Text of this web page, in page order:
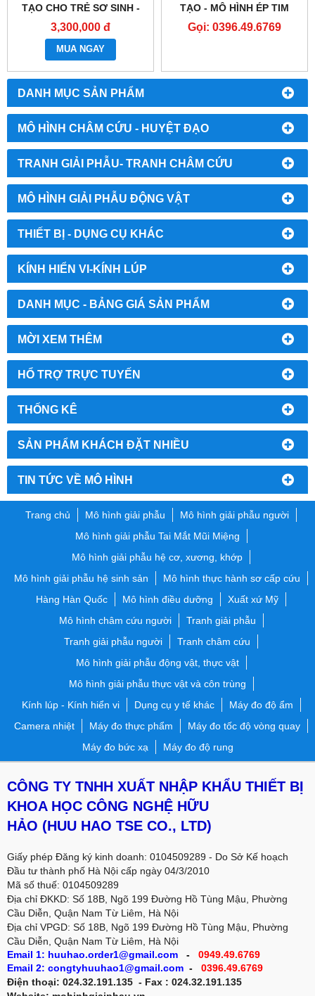
DANH MỤC SẢN PHẨM
MÔ HÌNH CHÂM CỨU - HUYỆT ĐẠO
TRANH GIẢI PHẪU- TRANH CHÂM CỨU
MÔ HÌNH GIẢI PHẪU ĐỘNG VẬT
THIẾT BỊ - DỤNG CỤ KHÁC
KÍNH HIỂN VI-KÍNH LÚP
DANH MỤC - BẢNG GIÁ SẢN PHẨM
MỜI XEM THÊM
HỔ TRỢ TRỰC TUYẾN
THỐNG KÊ
SẢN PHẨM KHÁCH ĐẶT NHIỀU
TIN TỨC VỀ MÔ HÌNH
TẠO CHO TRẺ SƠ SINH -
BÚP BÊ THỰC HÀNH CPR -
MÔ HÌNH SƠ CỨU CHO
TRẺ SƠ SINH - MÔ PHỎNG
HỒI SỨC TIM PHỔI
3,300,000 đ
MUA NGAY
TẠO - MÔ HÌNH ÉP TIM
THỔI NGẠT - CPR
Gọi: 0396.49.6769
Trang chủ Mô hình giải phẫu
Mô hình giải phẫu người
Mô hình giải phẫu Tai Mắt Mũi Miệng
Mô hình giải phẫu hệ cơ, xương, khớp
Mô hình giải phẫu hệ sinh sản
Mô hình thực hành sơ cấp cứu
Hàng Hàn Quốc
Mô hình điều dưỡng
Xuất xứ Mỹ
Mô hình châm cứu người
Tranh giải phẫu
Tranh giải phẫu người
Tranh châm cứu
Mô hình giải phẫu động vật, thực vật
Mô hình giải phẫu thực vật và côn trùng
Kính lúp - Kính hiển vi
Dụng cụ y tế khác
Máy đo độ ẩm
Camera nhiệt
Máy đo thực phẩm
Máy đo tốc độ vòng quay
Máy đo bức xạ
Máy đo độ rung
CÔNG TY TNHH XUẤT NHẬP KHẨU THIẾT BỊ
KHOA HỌC CÔNG NGHỆ HỮU
HẢO (HUU HAO TSE CO., LTD)
Giấy phép Đăng ký kinh doanh: 0104509289 - Do Sở Kế hoạch
Đầu tư thành phố Hà Nội cấp ngày 04/3/2010
Mã số thuế: 0104509289
Địa chỉ ĐKKD: Số 18B, Ngõ 199 Đường Hồ Tùng Mậu, Phường
Cầu Diễn, Quận Nam Từ Liêm, Hà Nội
Địa chỉ VPGD: Số 18B, Ngõ 199 Đường Hồ Tùng Mậu, Phường
Cầu Diễn, Quận Nam Từ Liêm, Hà Nội
Email 1: huuhao.order1@gmail.com
-
0949.49.6769
Email 2: congtyhuuhao1@gmail.com -
0396.49.6769
Điện thoại: 024.32.191.135 - Fax : 024.32.191.135